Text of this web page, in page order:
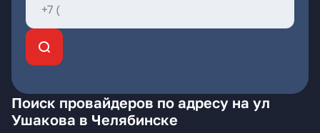
Поиск провайдеров по адресу на ул
Ушакова в Челябинске